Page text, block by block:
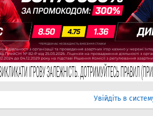
Увійдіть в